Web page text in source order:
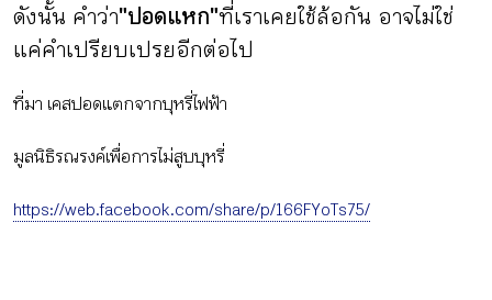
ดังนั้น คำว่า"ปอดแหก"ที่เราเคยใช้ล้อกัน อาจไม่ใช่
แค่คำเปรียบเปรยอีกต่อไป
ที่มา เคสปอดแตกจากบุหรี่ไฟฟ้า
มูลนิธิรณรงค์เพื่อการไม่สูบบุหรี่
https://web.facebook.com/share/p/166FYoTs75/